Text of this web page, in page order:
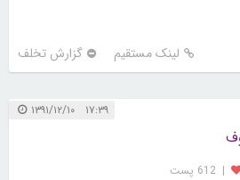
لینک مستقیم گزارش تخلف
۱۷:۳۹ ۱۳۹۱/۱۲/۱۰
| 612 پست